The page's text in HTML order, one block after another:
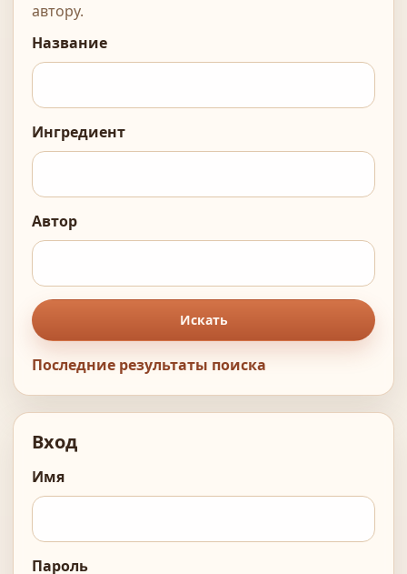
автору.
Название
Ингредиент
Автор
Искать
Последние результаты поиска
Вход
Имя
Пароль